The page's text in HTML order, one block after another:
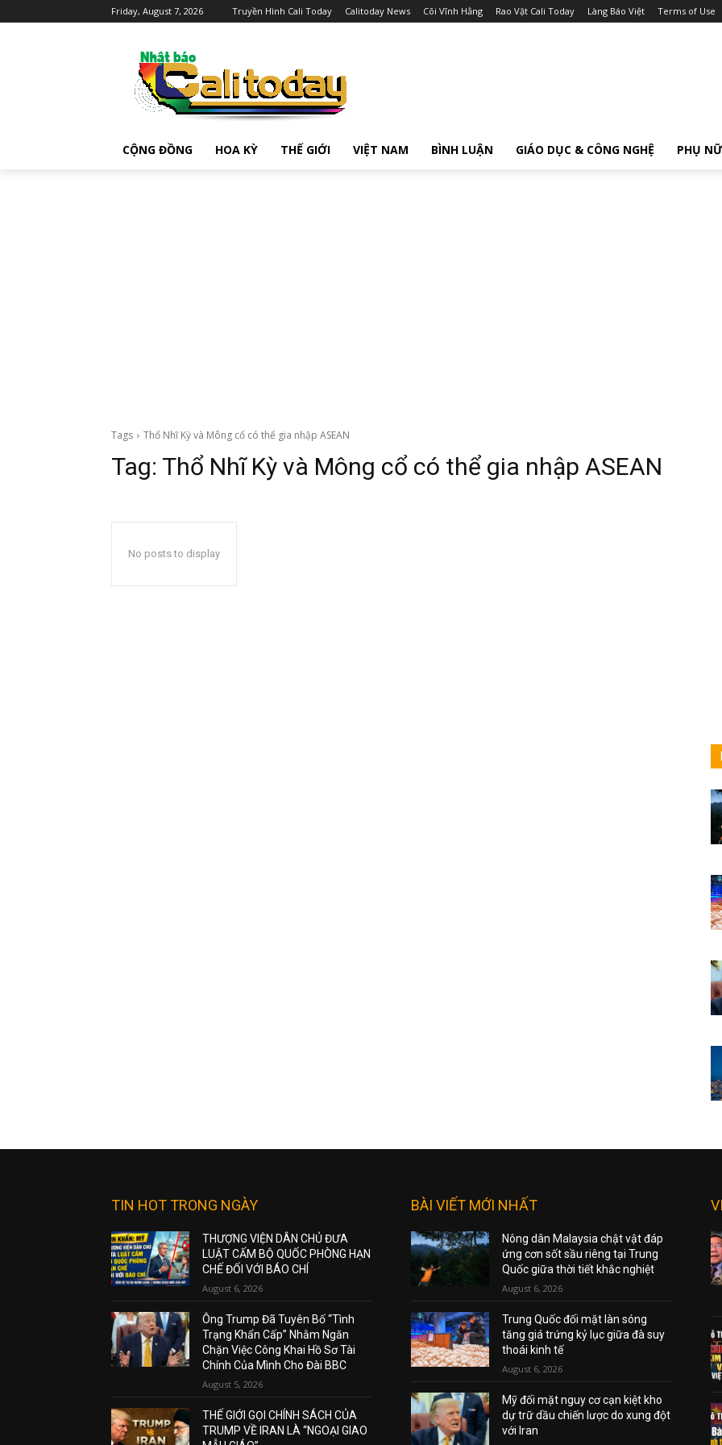
Friday, August 7, 2026 Truyền Hình Cali Today Calitoday News Cõi Vĩnh Hằng Rao Vặt Cali Today Làng Báo Việt Terms of Use
CỘNG ĐỒNG HOA KỲ THẾ GIỚI VIỆT NAM BÌNH LUẬN GIÁO DỤC & CÔNG NGHỆ PHỤ NỮ
Tags Thổ Nhĩ Kỳ và Mông cổ có thể gia nhập ASEAN
Tag: Thổ Nhĩ Kỳ và Mông cổ có thể gia nhập ASEAN
No posts to display
TIN HOT TRONG NGÀY
THƯỢNG VIỆN DÂN CHỦ ĐƯA
LUẬT CẤM BỘ QUỐC PHÒNG HẠN
CHẾ ĐỐI VỚI BÁO CHÍ
August 6, 2026
Ông Trump Đã Tuyên Bố “Tình
Trạng Khẩn Cấp” Nhằm Ngăn
Chặn Việc Công Khai Hồ Sơ Tài
Chính Của Mình Cho Đài BBC
August 5, 2026
THẾ GIỚI GỌI CHÍNH SÁCH CỦA
TRUMP VỀ IRAN LÀ “NGOẠI GIAO
BÀI VIẾT MỚI NHẤT
Nông dân Malaysia chật vật đáp
ứng cơn sốt sầu riêng tại Trung
Quốc giữa thời tiết khắc nghiệt
August 6, 2026
Trung Quốc đối mặt làn sóng
tăng giá trứng kỷ lục giữa đà suy
thoái kinh tế
August 6, 2026
Mỹ đối mặt nguy cơ cạn kiệt kho
dự trữ dầu chiến lược do xung đột
với Iran